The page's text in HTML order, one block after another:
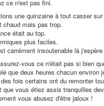
ce n'est pas fini.
une quinzaine à tout casser
chaud mais pas trop.
était au top.
plus faciles.
carrément insoutenable là
vous ce n'était pas si bien
que deux heures chacun environ
fois certains ont du remonter
que vous étiez assis tranquilles
vous abusez d'être jaloux !